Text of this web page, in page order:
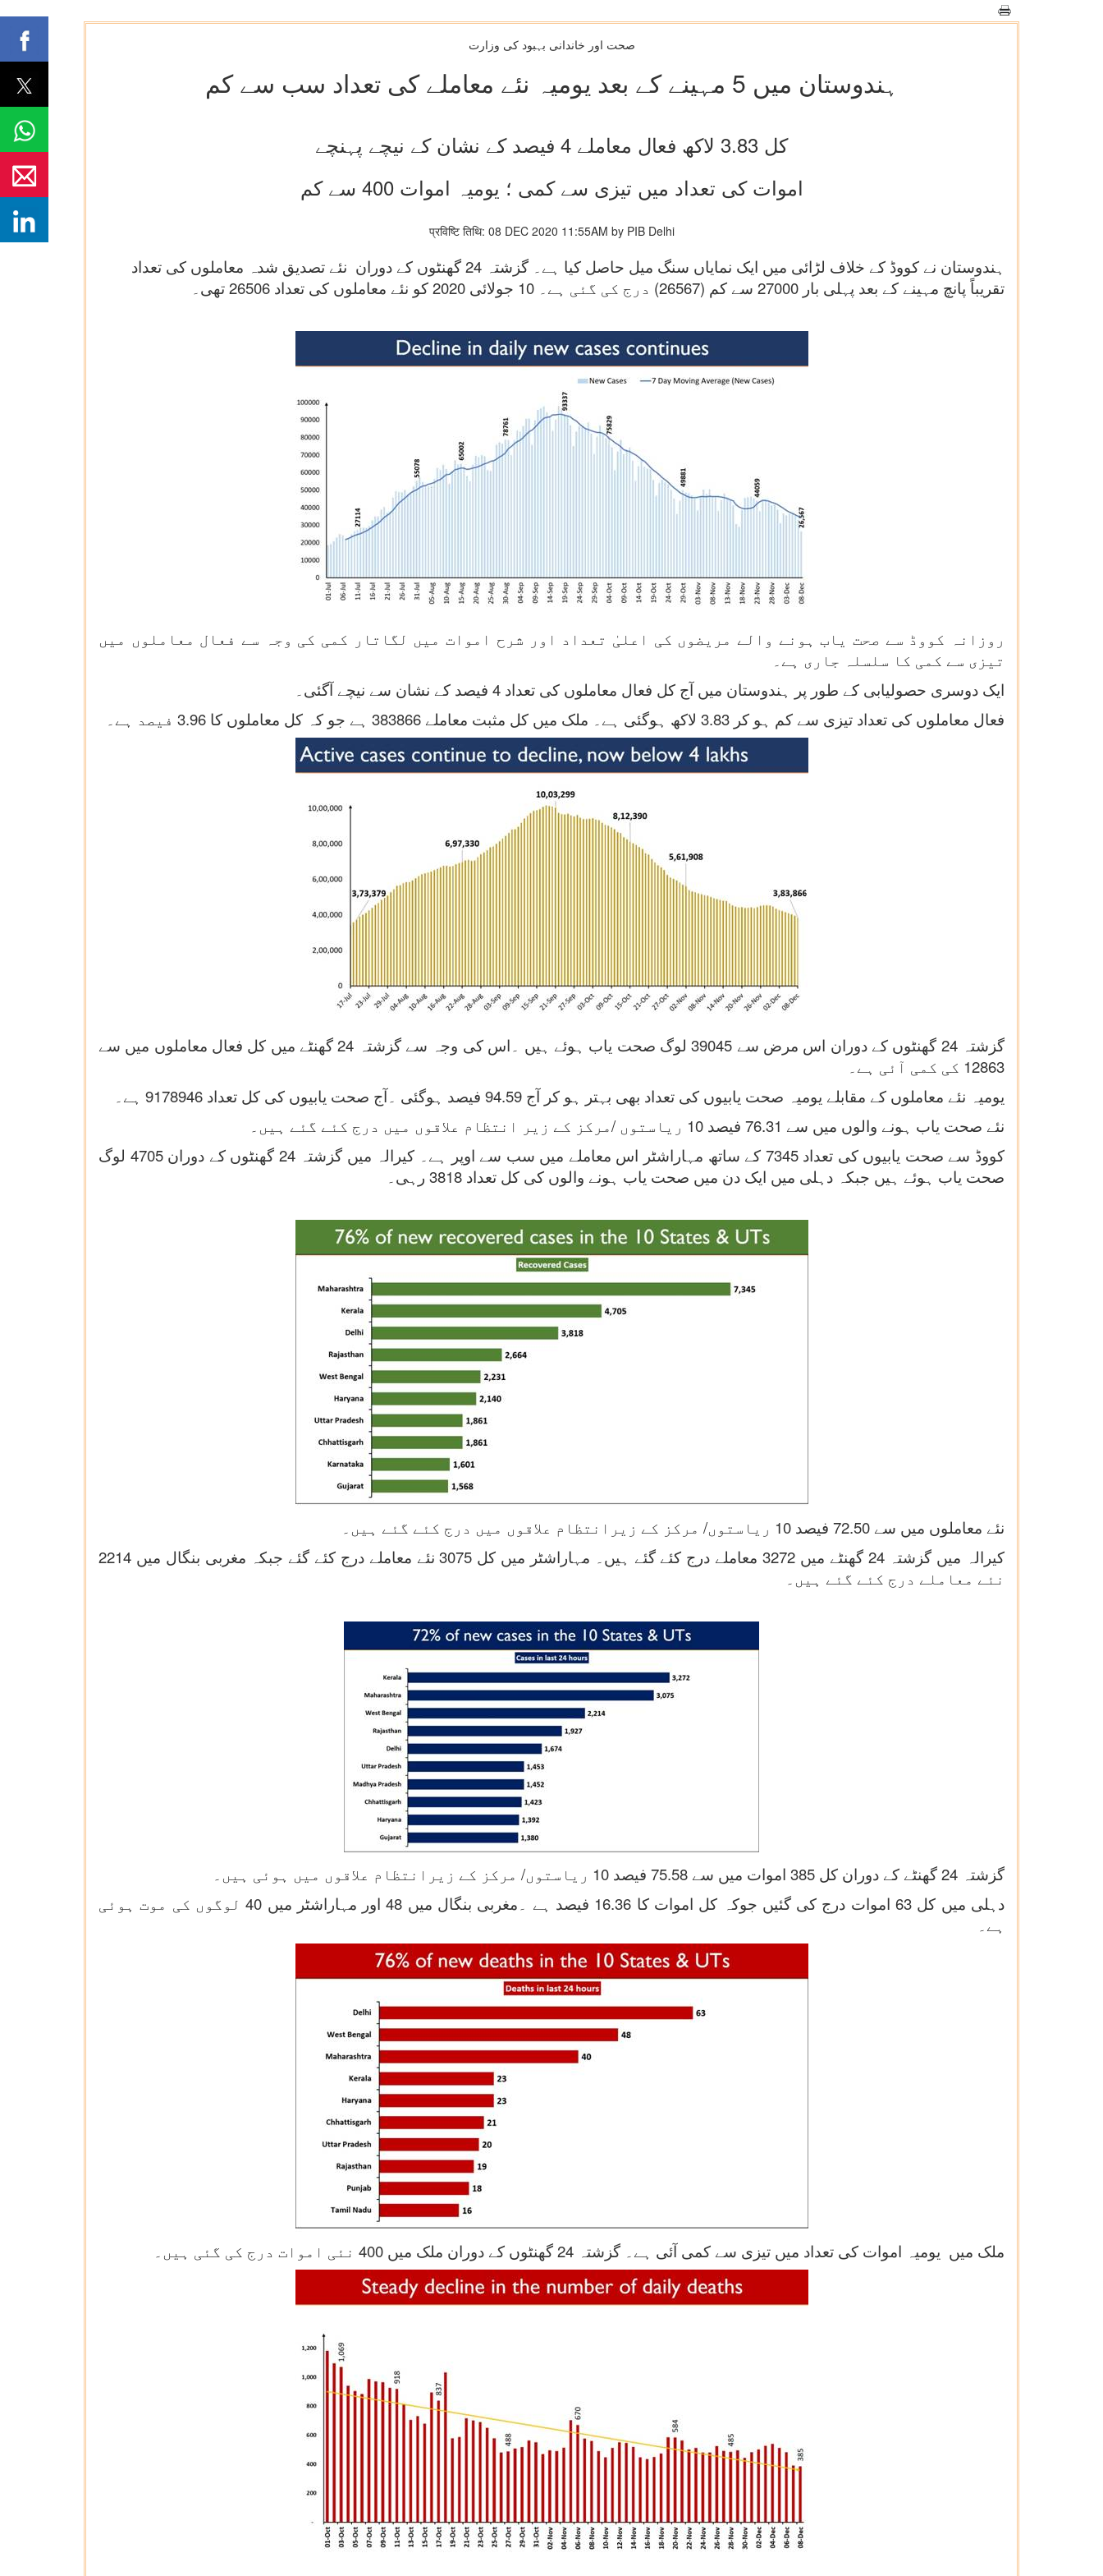
صحت اور خاندانی بہبود کی وزارت
ہندوستان میں 5 مہینے کے بعد یومیہ نئے معاملے کی تعداد سب سے کم
کل 3.83 لاکھ فعال معاملے 4 فیصد کے نشان کے نیچے پہنچے
اموات کی تعداد میں تیزی سے کمی ؛ یومیہ اموات 400 سے کم
प्रविष्टि तिथि: 08 DEC 2020 11:55AM by PIB Delhi
ہندوستان نے کووڈ کے خلاف لڑائی میں ایک نمایاں سنگ میل حاصل کیا ہے۔ گزشتہ 24 گھنٹوں کے دوران نئے تصدیق شدہ معاملوں کی تعداد
تقریباً پانچ مہینے کے بعد پہلی بار 27000 سے کم (26567) درج کی گئی ہے۔ 10 جولائی 2020 کو نئے معاملوں کی تعداد 26506 تھی۔
روزانہ کووڈ سے صحت یاب ہونے والے مریضوں کی اعلیٰ تعداد اور شرح اموات میں لگاتار کمی کی وجہ سے فعال معاملوں میں
تیزی سے کمی کا سلسلہ جاری ہے۔
ایک دوسری حصولیابی کے طور پر ہندوستان میں آج کل فعال معاملوں کی تعداد 4 فیصد کے نشان سے نیچے آگئی۔
فعال معاملوں کی تعداد تیزی سے کم ہو کر 3.83 لاکھ ہوگئی ہے۔ ملک میں کل مثبت معاملے 383866 ہے جو کہ کل معاملوں کا 3.96 فیصد ہے۔
گزشتہ 24 گھنٹوں کے دوران اس مرض سے 39045 لوگ صحت یاب ہوئے ہیں ۔اس کی وجہ سے گزشتہ 24 گھنٹے میں کل فعال معاملوں میں سے
12863 کی کمی آئی ہے۔
یومیہ نئے معاملوں کے مقابلے یومیہ صحت یابیوں کی تعداد بھی بہتر ہو کر آج 94.59 فیصد ہوگئی ۔آج صحت یابیوں کی کل تعداد 9178946 ہے۔
نئے صحت یاب ہونے والوں میں سے 76.31 فیصد 10 ریاستوں /مرکز کے زیر انتظام علاقوں میں درج کئے گئے ہیں۔
کووڈ سے صحت یابیوں کی تعداد 7345 کے ساتھ مہاراشٹر اس معاملے میں سب سے اوپر ہے۔ کیرالہ میں گزشتہ 24 گھنٹوں کے دوران 4705 لوگ
صحت یاب ہوئے ہیں جبکہ دہلی میں ایک دن میں صحت یاب ہونے والوں کی کل تعداد 3818 رہی۔
نئے معاملوں میں سے 72.50 فیصد 10 ریاستوں/ مرکز کے زیرانتظام علاقوں میں درج کئے گئے ہیں۔
کیرالہ میں گزشتہ 24 گھنٹے میں 3272 معاملے درج کئے گئے ہیں۔ مہاراشٹر میں کل 3075 نئے معاملے درج کئے گئے جبکہ مغربی بنگال میں 2214
نئے معاملے درج کئے گئے ہیں۔
گزشتہ 24 گھنٹے کے دوران کل 385 اموات میں سے 75.58 فیصد 10 ریاستوں/ مرکز کے زیرانتظام علاقوں میں ہوئی ہیں۔
دہلی میں کل 63 اموات درج کی گئیں جوکہ کل اموات کا 16.36 فیصد ہے ۔مغربی بنگال میں 48 اور مہاراشٹر میں 40 لوگوں کی موت ہوئی
ہے۔
ملک میں یومیہ اموات کی تعداد میں تیزی سے کمی آئی ہے۔ گزشتہ 24 گھنٹوں کے دوران ملک میں 400 نئی اموات درج کی گئی ہیں۔